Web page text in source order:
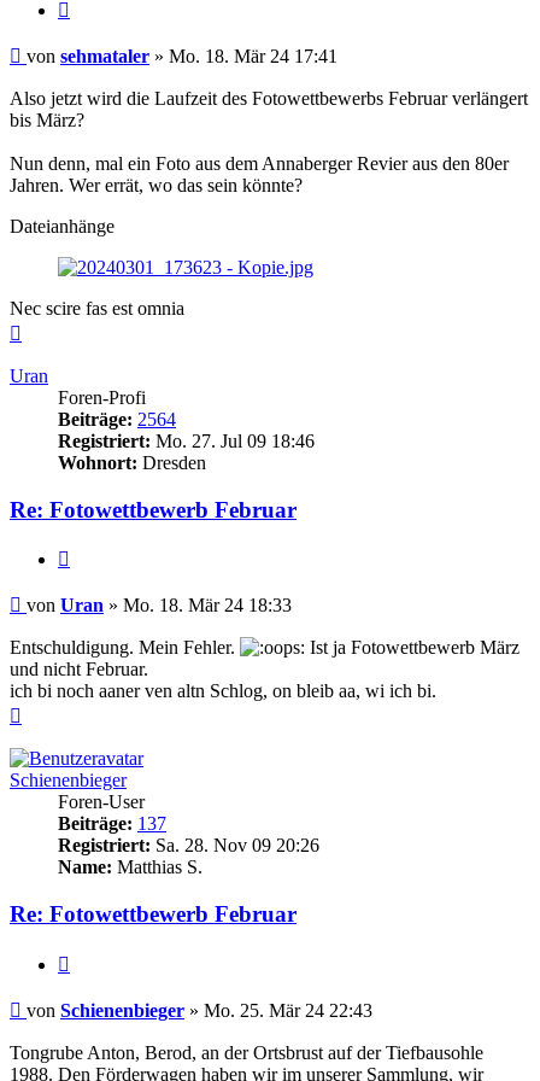
Beitrag
von sehmataler » Mo. 18. Mär 24 17:41
Also jetzt wird die Laufzeit des Fotowettbewerbs Februar verlängert
bis März?
Nun denn, mal ein Foto aus dem Annaberger Revier aus den 80er
Jahren. Wer errät, wo das sein könnte?
Dateianhänge
Nec scire fas est omnia
Uran
Foren-Profi
Beiträge: 2564
Registriert: Mo. 27. Jul 09 18:46
Wohnort: Dresden
Re: Fotowettbewerb Februar
Beitrag
von Uran » Mo. 18. Mär 24 18:33
Entschuldigung. Mein Fehler.
Ist ja Fotowettbewerb März
und nicht Februar.
ich bi noch aaner ven altn Schlog, on bleib aa, wi ich bi.
Schienenbieger
Foren-User
Beiträge: 137
Registriert: Sa. 28. Nov 09 20:26
Name: Matthias S.
Re: Fotowettbewerb Februar
Beitrag
von Schienenbieger » Mo. 25. Mär 24 22:43
Tongrube Anton, Berod, an der Ortsbrust auf der Tiefbausohle
1988. Den Förderwagen haben wir im unserer Sammlung, wir